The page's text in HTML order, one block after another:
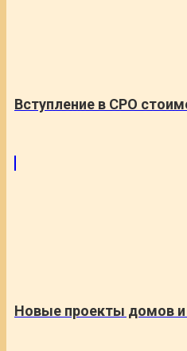
Вступление в СРО
Новые проекты домов и